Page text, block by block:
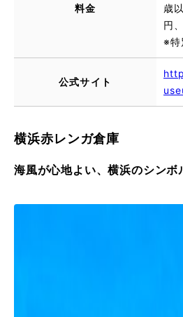
料金
歳
円
※特
公式サイト
横浜赤レンガ倉庫
海風が心地よい、横浜のシンボ